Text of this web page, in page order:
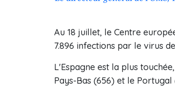
Au 18 juillet, le Centre
7.896 infections par le virus
L'Espagne est la plus
Pays-Bas (656) et le